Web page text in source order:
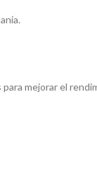
mejorar el